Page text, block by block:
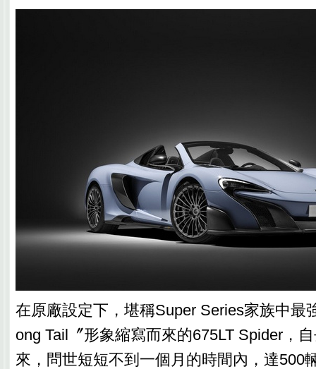
在原廠設定下，堪稱Super Series家族中最
ong Tail〞形象縮寫而來的675LT Spider，
來，問世短短不到一個月的時間內，達500